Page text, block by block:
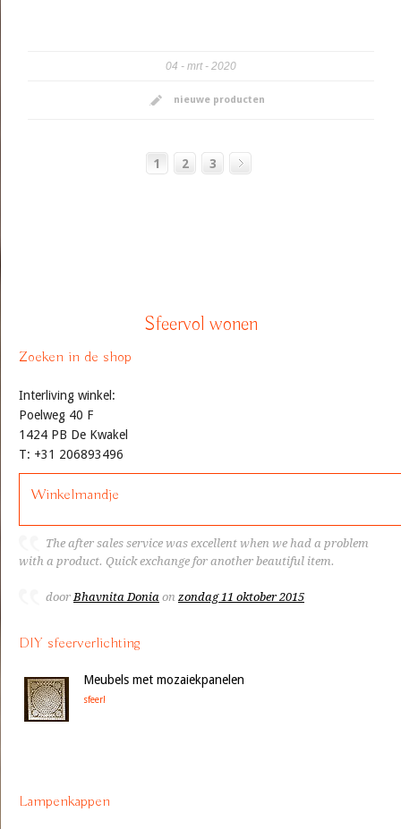
04 mrt 2020
nieuwe producten
1 2 3
Sfeervol wonen
Zoeken in de shop
Interliving winkel:
Poelweg 40 F
1424 PB De Kwakel
T: +31 206893496
Winkelmandje
The after sales service was excellent when we had a problem
with a product. Quick exchange for another beautiful item.
door Bhavnita Donia on zondag 11 oktober 2015
DIY sfeerverlichting
Meubels met mozaiekpanelen
sfeer!
Lampenkappen